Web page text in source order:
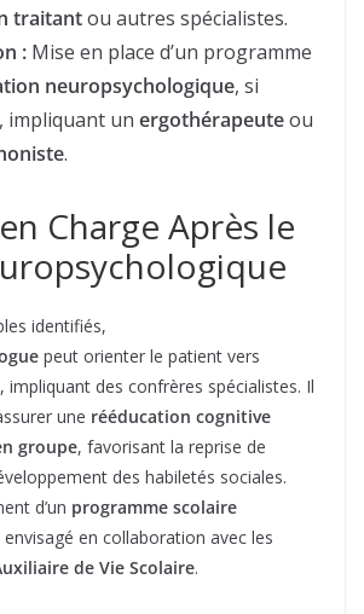
traitantou autres spécialistes.
: Mise en place d’un programme
neuropsychologique, si
impliquant un ergothérapeuteou
.
Charge Après le
identifiés,
peut orienter le patient vers
, impliquant des confrères spécialistes. Il
une rééducation cognitive
groupe, favorisant la reprise de
des habiletés sociales.
d’un programme scolaire
en collaboration avec les
de Vie Scolaire.